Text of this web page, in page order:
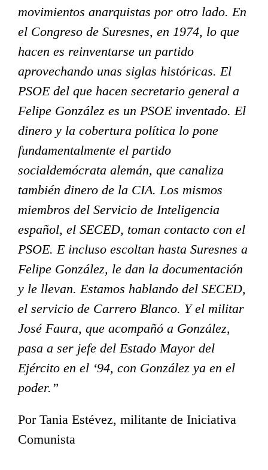
movimientos anarquistas por otro lado. En
el Congreso de Suresnes, en 1974, lo que
hacen es reinventarse un partido
aprovechando unas siglas históricas. El
PSOE del que hacen secretario general a
Felipe González es un PSOE inventado. El
dinero y la cobertura política lo pone
fundamentalmente el partido
socialdemócrata alemán, que canaliza
también dinero de la CIA. Los mismos
miembros del Servicio de Inteligencia
español, el SECED, toman contacto con el
PSOE. E incluso escoltan hasta Suresnes a
Felipe González, le dan la documentación
y le llevan. Estamos hablando del SECED,
el servicio de Carrero Blanco. Y el militar
José Faura, que acompañó a González,
pasa a ser jefe del Estado Mayor del
Ejército en el ‘94, con González ya en el
poder.”
Por Tania Estévez, militante de Iniciativa
Comunista
ENTRADAS RECIENTES
Crónica del acto por la centralidad obrera
Un Estado en guerra contra las mujeres trabajadoras
Los 19 de Zaragoza y el problema de la vivienda
SÍGUENOS EN REDES
Inicio
Documentos
Biblioteca